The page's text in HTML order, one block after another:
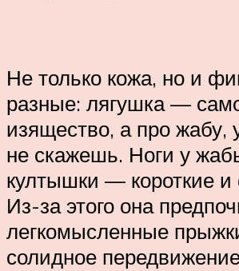
Не только кожа, но и
разные: лягушка —
изящество, а про жабу,
не скажешь. Ноги у
култышки — короткие и
Из-за этого она
легкомысленные
солидное